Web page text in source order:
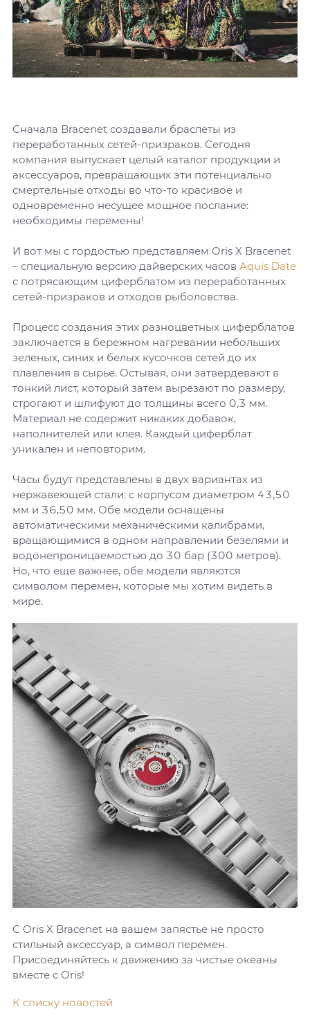
Сначала Bracenet создавали браслеты из
переработанных сетей-призраков. Сегодня
компания выпускает целый каталог продукции и
аксессуаров, превращающих эти потенциально
смертельные отходы во что-то красивое и
одновременно несущее мощное послание:
необходимы перемены!
И вот мы с гордостью представляем Oris X Bracenet
– специальную версию дайверских часов Aquis Date
с потрясающим циферблатом из переработанных
сетей-призраков и отходов рыболовства.
Процесс создания этих разноцветных циферблатов
заключается в бережном нагревании небольших
зеленых, синих и белых кусочков сетей до их
плавления в сырье. Остывая, они затвердевают в
тонкий лист, который затем вырезают по размеру,
строгают и шлифуют до толщины всего 0,3 мм.
Материал не содержит никаких добавок,
наполнителей или клея. Каждый циферблат
уникален и неповторим.
Часы будут представлены в двух вариантах из
нержавеющей стали: с корпусом диаметром 43,50
мм и 36,50 мм. Обе модели оснащены
автоматическими механическими калибрами,
вращающимися в одном направлении безелями и
водонепроницаемостью до 30 бар (300 метров).
Но, что еще важнее, обе модели являются
символом перемен, которые мы хотим видеть в
мире.
С Oris X Bracenet на вашем запястье не просто
стильный аксессуар, а символ перемен.
Присоединяйтесь к движению за чистые океаны
вместе с Oris!
К списку новостей